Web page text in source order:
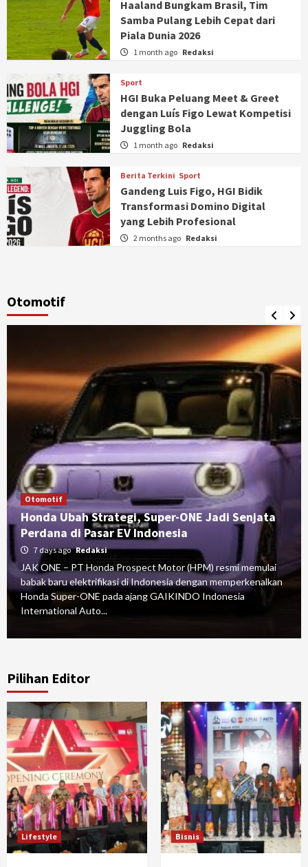
Haaland Bungkam Brasil, Tim
Samba Pulang Lebih Cepat dari
Piala Dunia 2026
1 month ago Redaksi
Sport
HGI Buka Peluang Meet & Greet
dengan Luís Figo Lewat Kompetisi
Juggling Bola
1 month ago Redaksi
Berita Terkini Sport
Gandeng Luis Figo, HGI Bidik
Transformasi Domino Digital
yang Lebih Profesional
2 months ago Redaksi
Otomotif
Otomotif
Honda Ubah Strategi, Super-ONE Jadi Senjata
Perdana di Pasar EV Indonesia
7 days ago Redaksi
JAK ONE – PT Honda Prospect Motor (HPM) resmi memulai
babak baru elektrifikasi di Indonesia dengan memperkenalkan
Honda Super-ONE pada ajang GAIKINDO Indonesia
International Auto...
Pilihan Editor
Lifestyle Bisnis